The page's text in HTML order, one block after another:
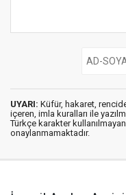
UYARI: Küfür, hakaret,
içeren, imla kuralları ile
Türkçe karakter
onaylanmamaktadır.